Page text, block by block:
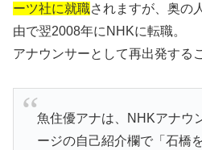
ーツ社に就職されますが、奥の
由で翌2008年にNHKに転職。
アナウンサーとして再出発する
魚住優アナは、NHKアナウ
ージの自己紹介欄で「石橋